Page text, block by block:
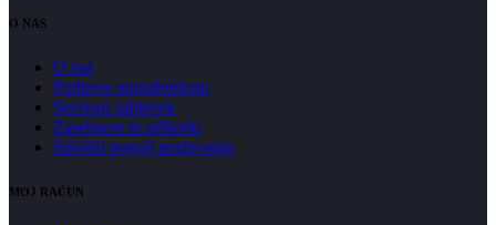
O NAS
O nas
Podpora uporabnikom
Servisni zahtevek
Zasebnost in piškotki
Splošni pogoji poslovanja
MOJ RAČUN